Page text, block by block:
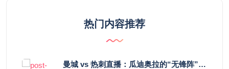
热门内容推荐
曼城 vs 热刺直播：瓜迪奥拉的“无锋阵”是天才设计还是自废武功？